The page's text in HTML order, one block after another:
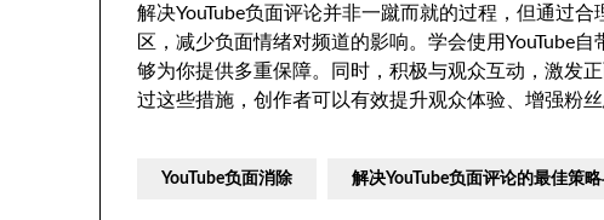
解决YouTube负面评论并非一蹴而就的过程，但通过
区，减少负面情绪对频道的影响。学会使用YouTube
够为你提供多重保障。同时，积极与观众互动，激发
过这些措施，创作者可以有效提升观众体验、增强粉
YouTube负面消除 解决YouTube负面评论的最佳策